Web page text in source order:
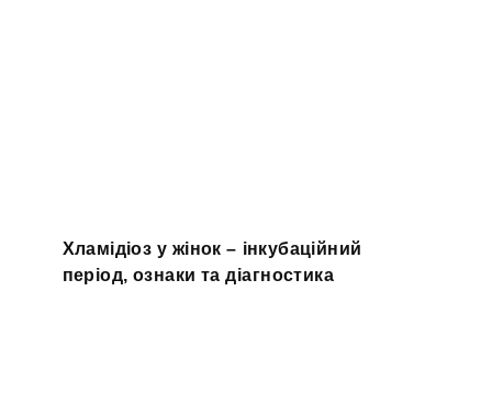
Хламідіоз у жінок – інкубаційний
період, ознаки та діагностика